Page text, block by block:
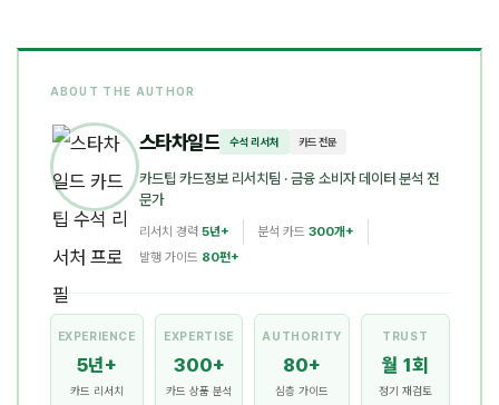
ABOUT THE AUTHOR
스타차일드 수석 리서처 카드 전문
카드팁 카드정보 리서치팀 · 금융 소비자 데이터 분석 전
문가
리서치 경력 5년+ 분석 카드 300개+
발행 가이드 80편+
EXPERIENCE
5년+
카드 리서치
EXPERTISE
300+
카드 상품 분석
AUTHORITY
80+
심층 가이드
TRUST
월 1회
정기 재검토